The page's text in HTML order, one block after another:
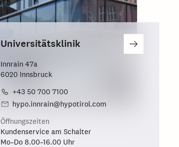
Universitätsklinik
Innrain 47a
6020 Innsbruck
+43 50 700 7100
hypo.innrain@hypotirol.com
Öffnungszeiten
Kundenservice am Schalter
Mo–Do 8.00–16.00 Uhr